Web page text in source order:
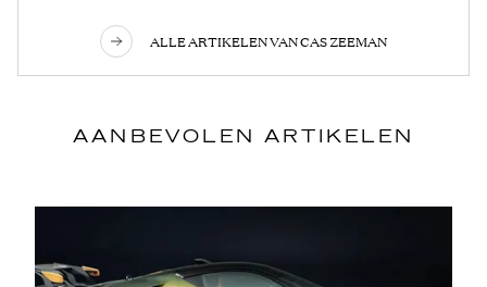
ALLE ARTIKELEN VAN CAS ZEEMAN
AANBEVOLEN ARTIKELEN